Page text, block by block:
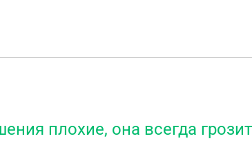
плохие, она всегда